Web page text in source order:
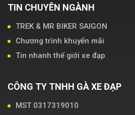
TIN CHUYÊN NGÀNH
TREK & MR BIKER SAIGON
Chương trình khuyến mãi
Tin nhanh thế giới xe đạp
CÔNG TY TNHH GÀ XE ĐẠP
MST 0317319010